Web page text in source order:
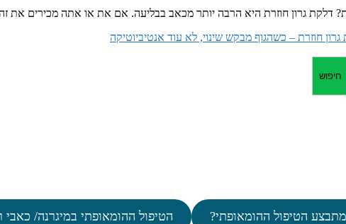
דלקת גרון חוזרת היא הרבה יותר מכאב בבליעה. אם את או אתה מכירים
חוזרת – כשהגוף מבקש שינוי, לא עוד אנטיביוטיקה
חיפוש
הטיפול ההומאופתי? הטיפול ההומאופתי במיגרנה/